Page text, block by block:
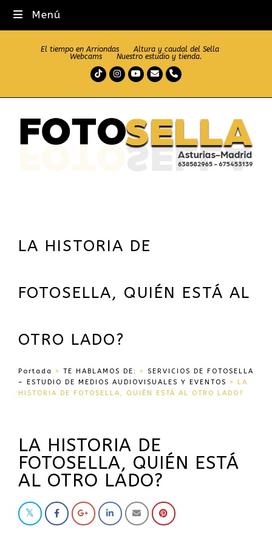
Menú
El tiempo en Arriondas
Altura y caudal del Sella
Webcams
Nuestro estudio y tienda.
TiktokInstagram
Youtube
CorreoTeléfono
LA HISTORIA DE
FOTOSELLA, QUIÉN ESTÁ AL
OTRO LADO?
Portada » TE HABLAMOS DE: » SERVICIOS DE FOTOSELLA
– ESTUDIO DE MEDIOS AUDIOVISUALES Y EVENTOS » LA
HISTORIA DE FOTOSELLA, QUIÉN ESTÁ AL OTRO LADO?
LA HISTORIA DE
FOTOSELLA, QUIÉN ESTÁ
AL OTRO LADO?